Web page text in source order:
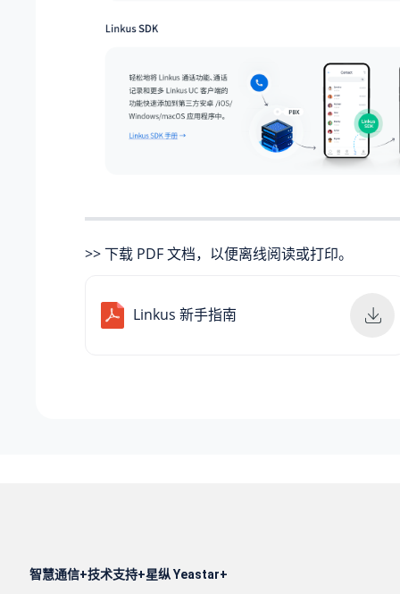
>> 下载 PDF 文档，以便离线阅读或打印。
Linkus 新手指南
智慧通信 技术支持 星纵 Yeastar